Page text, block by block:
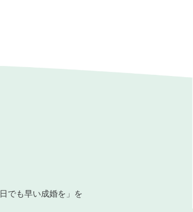
でも早い成婚を」を